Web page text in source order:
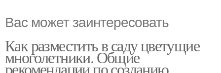
Вас может заинтересовать
Как разместить в саду цветущие
многолетники. Общие